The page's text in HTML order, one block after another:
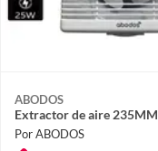
ABODOS
Extractor de aire 235MM
Por ABODOS